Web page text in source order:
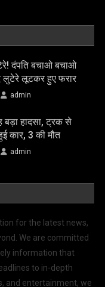
दंपति बचाओ बचाओ
लुटेरे लूटकर हुए फरार
admin
हादसा, ट्रक से
कार, 3 की मौत
admin
for the latest news,
We are committed
information that
to in-depth
and entertainment, we